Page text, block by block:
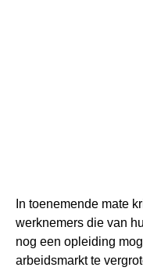
In toenemende mate
werknemers die van
nog een opleiding
arbeidsmarkt te